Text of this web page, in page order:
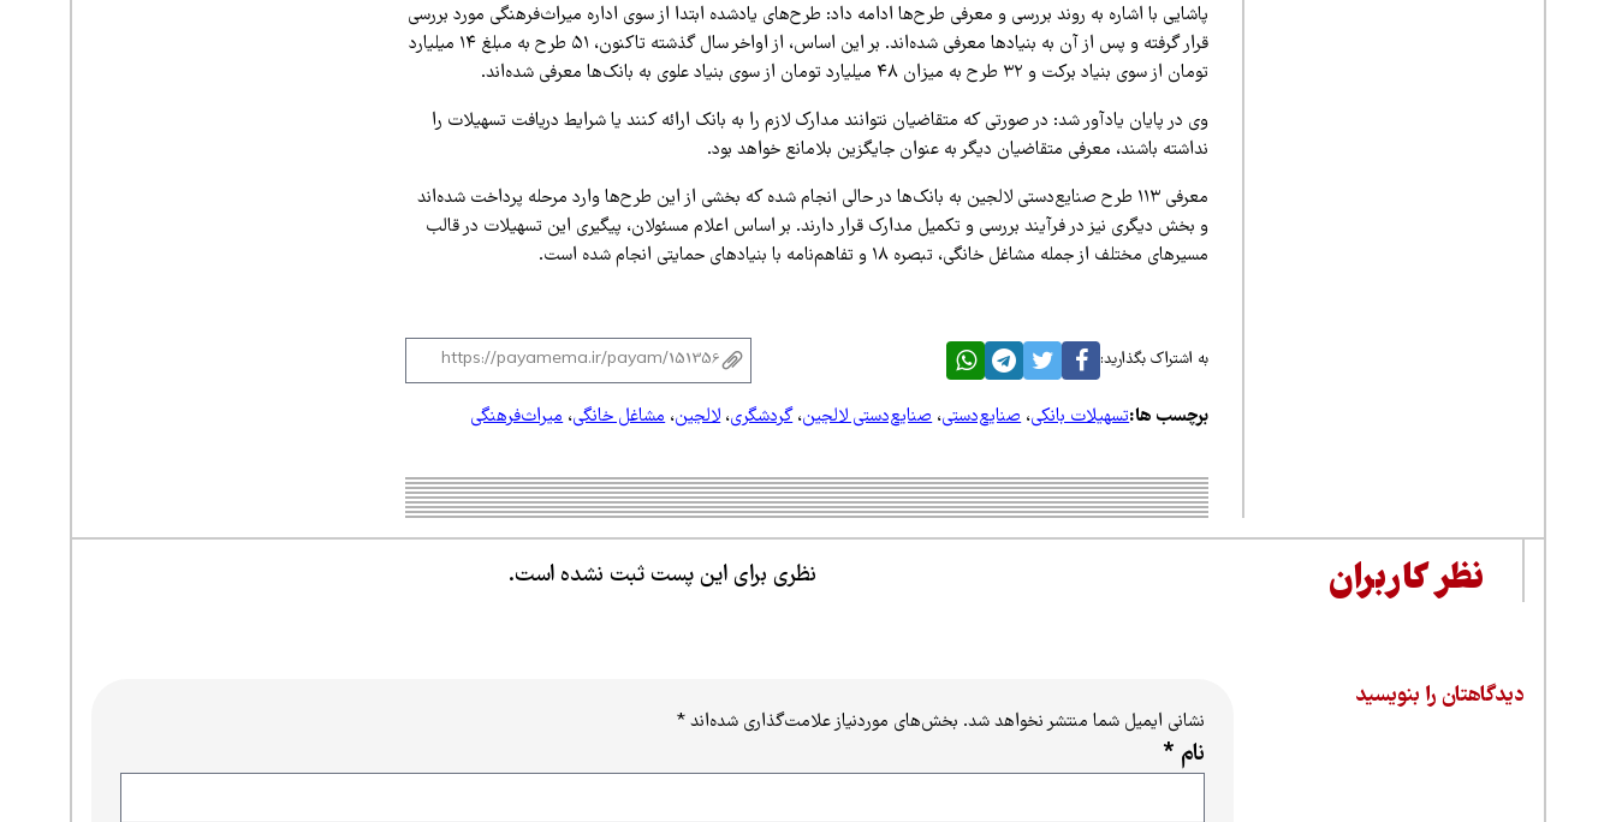
پاشایی با اشاره به روند بررسی و معرفی طرح‌ها ادامه داد: طرح‌های یادشده ابتدا از سوی اداره میراث‌فرهنگی مورد بررسی
قرار گرفته و پس از آن به بنیادها معرفی شده‌اند. بر این اساس، از اواخر سال گذشته تاکنون، ۵۱ طرح به مبلغ ۱۴ میلیارد
تومان از سوی بنیاد برکت و ۳۲ طرح به میزان ۴۸ میلیارد تومان از سوی بنیاد علوی به بانک‌ها معرفی شده‌اند.
وی در پایان یادآور شد: در صورتی که متقاضیان نتوانند مدارک لازم را به بانک ارائه کنند یا شرایط دریافت تسهیلات را
نداشته باشند، معرفی متقاضیان دیگر به عنوان جایگزین بلامانع خواهد بود.
معرفی ۱۱۳ طرح صنایع‌دستی لالجین به بانک‌ها در حالی انجام شده که بخشی از این طرح‌ها وارد مرحله پرداخت شده‌اند
و بخش دیگری نیز در فرآیند بررسی و تکمیل مدارک قرار دارند. بر اساس اعلام مسئولان، پیگیری این تسهیلات در قالب
مسیرهای مختلف از جمله مشاغل خانگی، تبصره ۱۸ و تفاهم‌نامه با بنیادهای حمایتی انجام شده است.
به اشتراک بگذارید:
برچسب ها:تسهیلات بانکی،صنایع‌دستی،صنایع‌دستی لالجین،گردشگری،لالجین،مشاغل خانگی،میراث‌فرهنگی
نظر کاربران نظری برای این پست ثبت نشده است.
دیدگاهتان را بنویسید
نشانی ایمیل شما منتشر نخواهد شد. بخش‌های موردنیاز علامت‌گذاری شده‌اند*
نام *